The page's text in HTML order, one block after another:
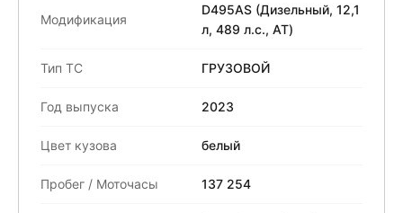
Модификация
D495AS (Дизельный, 12,1
л, 489 л.с., АТ)
Тип ТС ГРУЗОВОЙ
Год выпуска 2023
Цвет кузова белый
Пробег / Моточасы 137 254